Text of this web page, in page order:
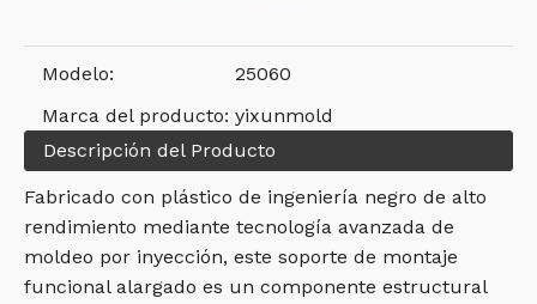
Modelo:
25060
Marca del producto: yixunmold
Descripción del Producto
Fabricado con plástico de ingeniería negro de alto
rendimiento mediante tecnología avanzada de
moldeo por inyección, este soporte de montaje
funcional alargado es un componente estructural